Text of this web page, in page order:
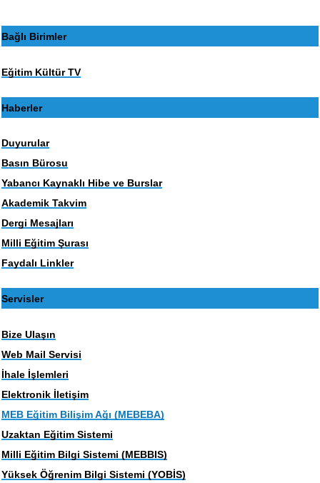
Bağlı Birimler
Eğitim Kültür TV
Haberler
Duyurular
Basın Bürosu
Yabancı Kaynaklı Hibe ve Burslar
Akademik Takvim
Dergi Mesajları
Milli Eğitim Şurası
Faydalı Linkler
Servisler
Bize Ulaşın
Web Mail Servisi
İhale İşlemleri
Elektronik İletişim
MEB Eğitim Bilişim Ağı (MEBEBA)
Uzaktan Eğitim Sistemi
Milli Eğitim Bilgi Sistemi (MEBBIS)
Yüksek Öğrenim Bilgi Sistemi (YOBİS)